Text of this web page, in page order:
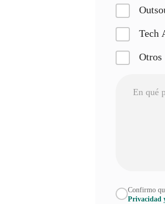
Tech
Otros
Confirmo
Privacidad